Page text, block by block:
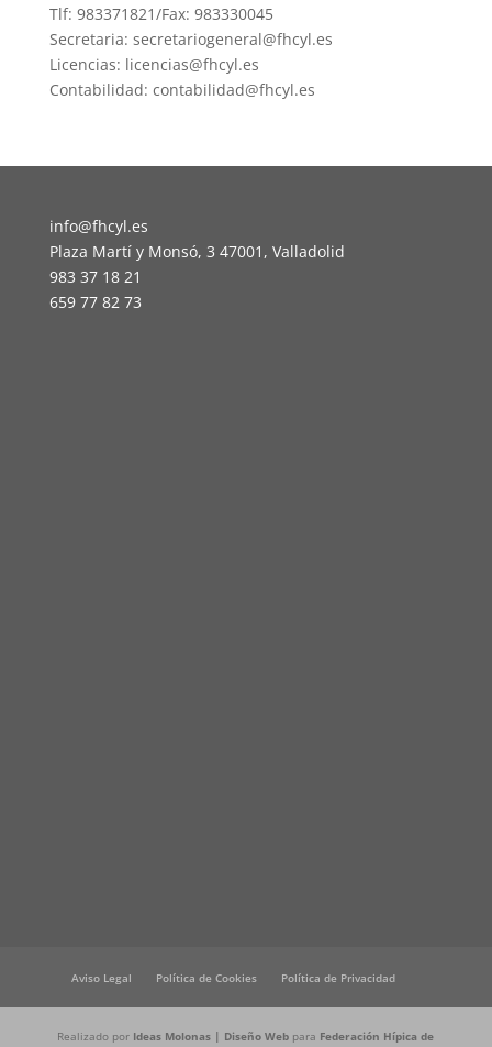
Tlf: 983371821/Fax: 983330045
Secretaria: secretariogeneral@fhcyl.es
Licencias: licencias@fhcyl.es
Contabilidad: contabilidad@fhcyl.es
info@fhcyl.es
Plaza Martí y Monsó, 3 47001, Valladolid
983 37 18 21
659 77 82 73
Aviso Legal Política de Cookies Política de Privacidad
Realizado por Ideas Molonas | Diseño Web para Federación Hípica de